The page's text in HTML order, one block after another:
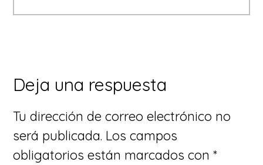
Interacciones
con
los
lectores
Deja una respuesta
Tu dirección de correo electrónico no
será publicada. Los campos
obligatorios están marcados con*